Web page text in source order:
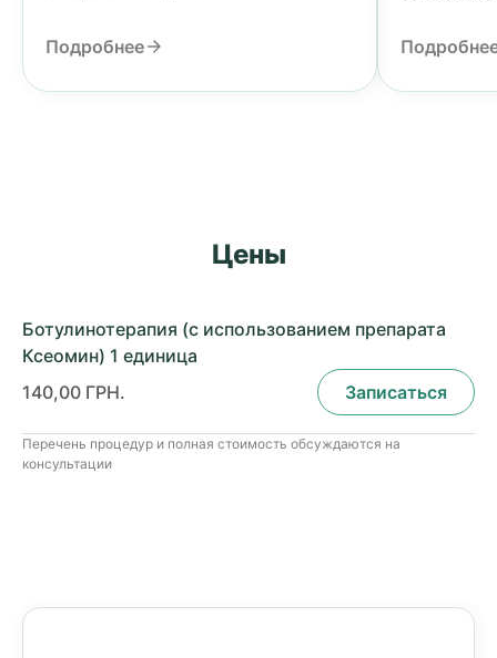
Подробнее
Цены
Ботулинотерапия (с использованием препарата
Ксеомин) 1 единица
140,00 ГРН.
Записаться
Перечень процедур и полная стоимость обсуждаются на
консультации